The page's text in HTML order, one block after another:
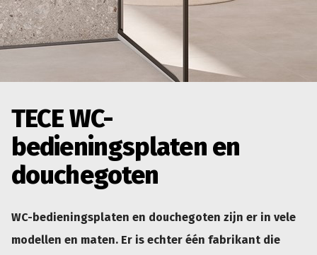
TECE WC-
bedieningsplaten en
douchegoten
WC-bedieningsplaten en douchegoten zijn er in vele
modellen en maten. Er is echter één fabrikant die